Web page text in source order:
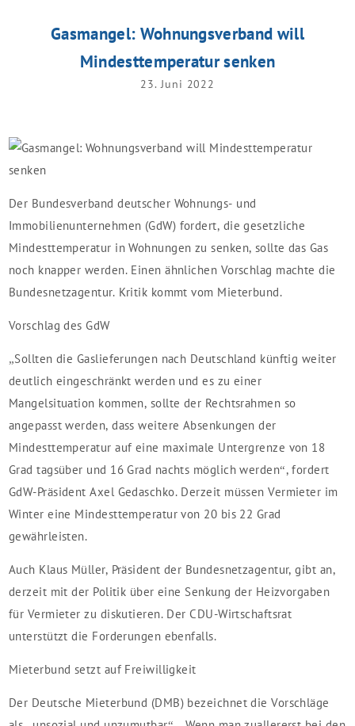
Gasmangel: Wohnungsverband will
Mindesttemperatur senken
23. Juni 2022
Der Bundesverband deutscher Wohnungs- und
Immobilienunternehmen (GdW) fordert, die gesetzliche
Mindesttemperatur in Wohnungen zu senken, sollte das Gas
noch knapper werden. Einen ähnlichen Vorschlag machte die
Bundesnetzagentur. Kritik kommt vom Mieterbund.
Vorschlag des GdW
„Sollten die Gaslieferungen nach Deutschland künftig weiter
deutlich eingeschränkt werden und es zu einer
Mangelsituation kommen, sollte der Rechtsrahmen so
angepasst werden, dass weitere Absenkungen der
Mindesttemperatur auf eine maximale Untergrenze von 18
Grad tagsüber und 16 Grad nachts möglich werden“, fordert
GdW-Präsident Axel Gedaschko. Derzeit müssen Vermieter im
Winter eine Mindesttemperatur von 20 bis 22 Grad
gewährleisten.
Auch Klaus Müller, Präsident der Bundesnetzagentur, gibt an,
derzeit mit der Politik über eine Senkung der Heizvorgaben
für Vermieter zu diskutieren. Der CDU-Wirtschaftsrat
unterstützt die Forderungen ebenfalls.
Mieterbund setzt auf Freiwilligkeit
Der Deutsche Mieterbund (DMB) bezeichnet die Vorschläge